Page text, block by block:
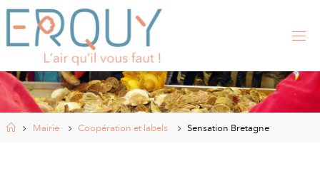
Skip
content
RQ
UY
, SI
HomeMairie Coopération et labels Sensation Bretagne